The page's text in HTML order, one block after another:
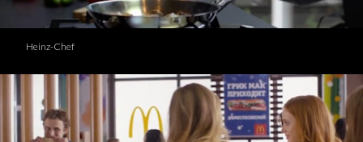
Heinz-Chef